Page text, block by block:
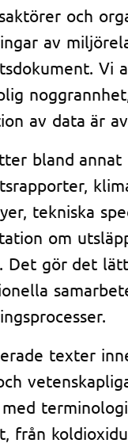
och
av
Vi
av data är
bland annat
tekniska
om
Det gör det
texter
från